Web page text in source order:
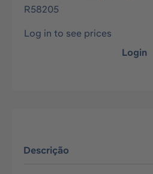
R58205
Log in to see prices
Login
Descrição